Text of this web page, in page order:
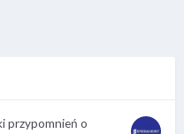
przypomnień o